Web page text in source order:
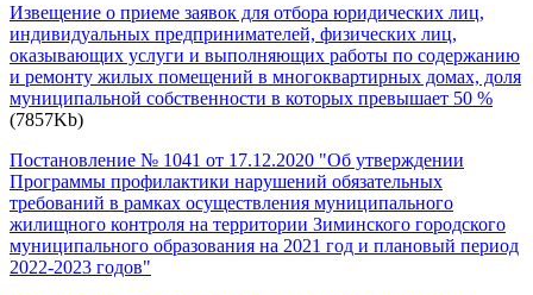
Извещение о приеме заявок для отбора юридических лиц,
индивидуальных предпринимателей, физических лиц,
оказывающих услуги и выполняющих работы по содержанию
и ремонту жилых помещений в многоквартирных домах, доля
муниципальной собственности в которых превышает 50 %
(7857Kb)
Постановление № 1041 от 17.12.2020 "Об утверждении
Программы профилактики нарушений обязательных
требований в рамках осуществления муниципального
жилищного контроля на территории Зиминского городского
муниципального образования на 2021 год и плановый период
2022-2023 годов"